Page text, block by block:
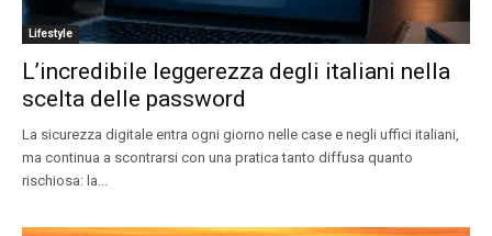
Lifestyle
L’incredibile leggerezza degli italiani nella
scelta delle password
La sicurezza digitale entra ogni giorno nelle case e negli uffici italiani,
ma continua a scontrarsi con una pratica tanto diffusa quanto
rischiosa: la...